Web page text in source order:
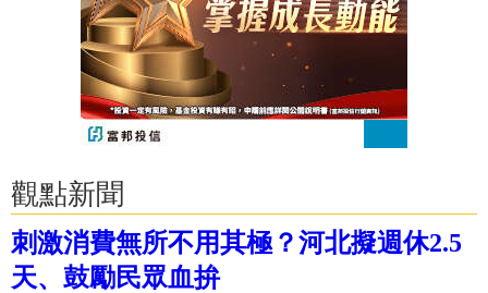
觀點新聞
刺激消費無所不用其極？河北擬週休2.5
天、鼓勵民眾血拚